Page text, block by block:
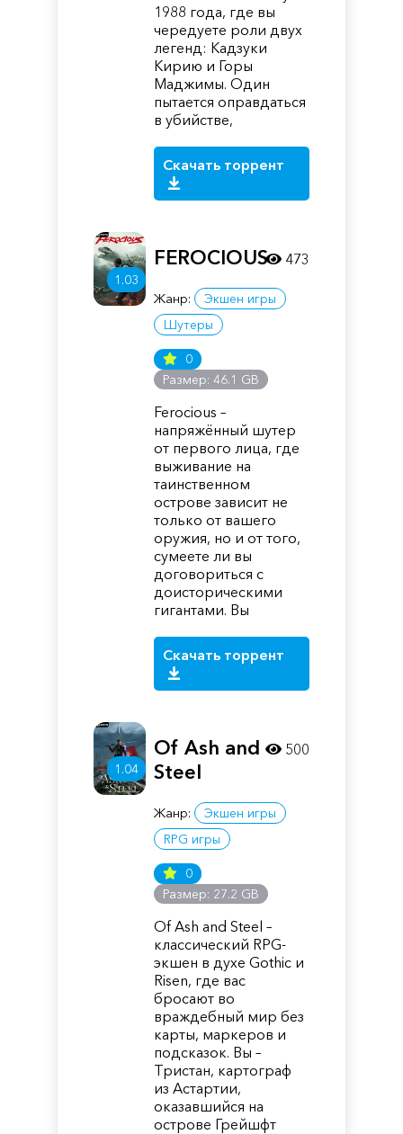
1988 года, где вы
чередуете роли двух
легенд: Кадзуки
Кирию и Горы
Маджимы. Один
пытается оправдаться
в убийстве,
Скачать торрент
1.03
FEROCIOUS
Жанр:
Экшен игры
Шутеры
0
Размер: 46.1 GB
Ferocious –
напряжённый шутер
от первого лица, где
выживание на
таинственном
острове зависит не
только от вашего
оружия, но и от того,
сумеете ли вы
договориться с
доисторическими
гигантами. Вы
Скачать торрент
473
1.04
Of Ash and
Steel
Жанр:
Экшен игры
RPG игры
0
Размер: 27.2 GB
Of Ash and Steel –
классический RPG-
экшен в духе Gothic и
Risen, где вас
бросают во
враждебный мир без
карты, маркеров и
подсказок. Вы –
Тристан, картограф
из Астартии,
оказавшийся на
острове Грейшфт
500